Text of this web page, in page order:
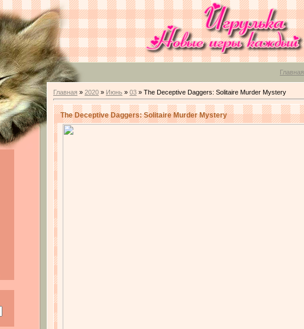
Главная
Главная » 2020 » Июнь » 03 » The Deceptive Daggers: Solitaire Murder Mystery
The Deceptive Daggers: Solitaire Murder Mystery